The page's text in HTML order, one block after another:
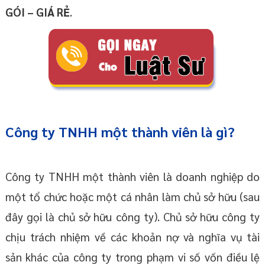
GÓI – GIÁ RẺ.
Công ty TNHH một thành viên là gì?
Công ty TNHH một thành viên là doanh nghiệp do
một tổ chức hoặc một cá nhân làm chủ sở hữu (sau
đây gọi là chủ sở hữu công ty). Chủ sở hữu công ty
chịu trách nhiệm về các khoản nợ và nghĩa vụ tài
sản khác của công ty trong phạm vi số vốn điều lệ